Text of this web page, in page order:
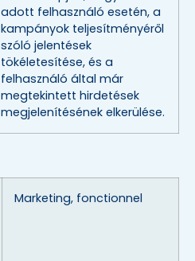
adott felhasználó esetén, a
kampányok teljesítményéről
szóló jelentések
tökéletesítése, és a
felhasználó által már
megtekintett hirdetések
megjelenítésének elkerülése.
Marketing, fonctionnel